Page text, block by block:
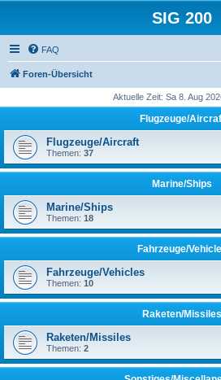
SIG 200
FAQ
Foren-Übersicht
Aktuelle Zeit: Sa 8. Aug
Flugzeuge/
Flugzeuge/Aircraft
Themen: 37
Marine/Ships
Marine/Ships
Themen: 18
Fahrzeuge/
Fahrzeuge/Vehicles
Themen: 10
Raketen/Missiles
Raketen/Missiles
Themen: 2